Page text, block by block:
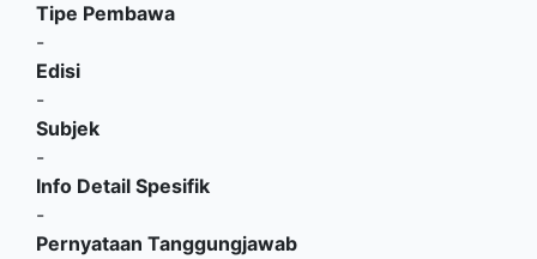
Tipe Pembawa
-
Edisi
-
Subjek
-
Info Detail Spesifik
-
Pernyataan Tanggungjawab